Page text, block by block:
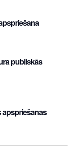
publiskās
apspriešanas